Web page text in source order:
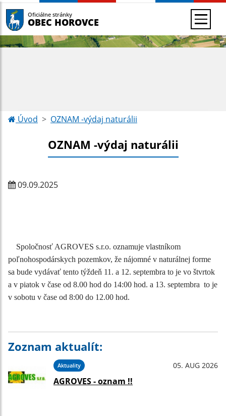
Oficiálne stránky
OBEC HOROVCE
Úvod OZNAM -výdaj naturálii
OZNAM -výdaj naturálii
09.09.2025
Spoločnosť AGROVES s.r.o. oznamuje vlastníkom
poľnohospodárskych pozemkov, že nájomné v naturálnej forme
sa bude vydávať tento týždeň 11. a 12. septembra to je vo štvrtok
a v piatok v čase od 8.00 hod do 14:00 hod. a 13. septembra to je
v sobotu v čase od 8:00 do 12.00 hod.
Zoznam aktualít:
Aktuality 05. AUG 2026
AGROVES - oznam !!